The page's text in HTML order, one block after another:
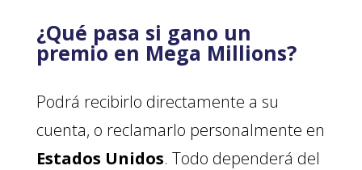
¿Qué pasa si gano un
premio en Mega Millions?
Podrá recibirlo directamente a su
cuenta, o reclamarlo personalmente en
Estados Unidos. Todo dependerá del